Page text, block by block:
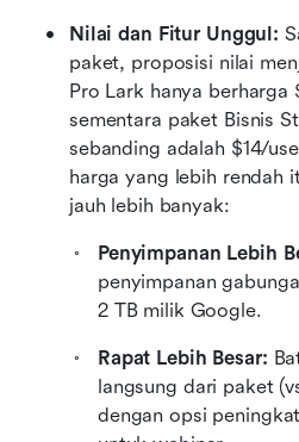
Nilai dan Fitur Unggul:
paket, proposisi nilai
Pro Lark hanya berharga
sementara paket Bisnis
sebanding adalah $14/
harga yang lebih rendah
jauh lebih banyak:
Penyimpanan Lebih
penyimpanan
2 TB milik Google.
Rapat Lebih Besar:
langsung dari paket
dengan opsi